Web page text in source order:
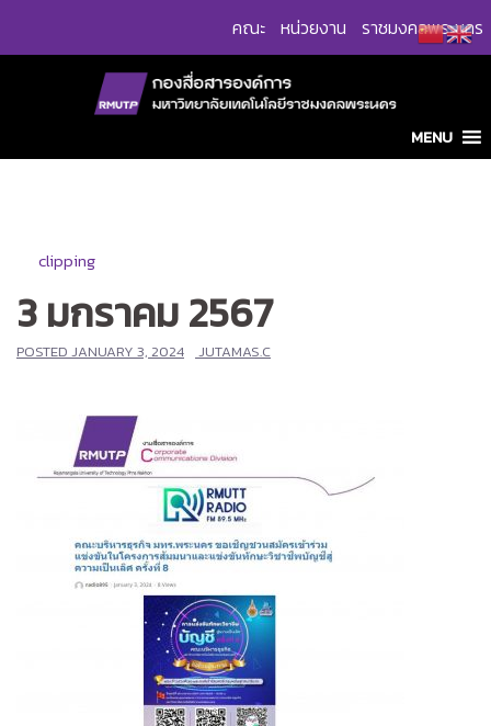
คณะ หน่วยงาน ราชมงคลพระนคร
MENU
clipping
3 มกราคม 2567
POSTED JANUARY 3, 2024 JUTAMAS.C